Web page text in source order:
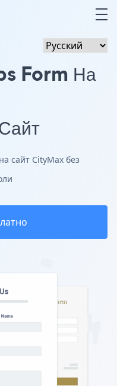
Form На
сайт CityMax без